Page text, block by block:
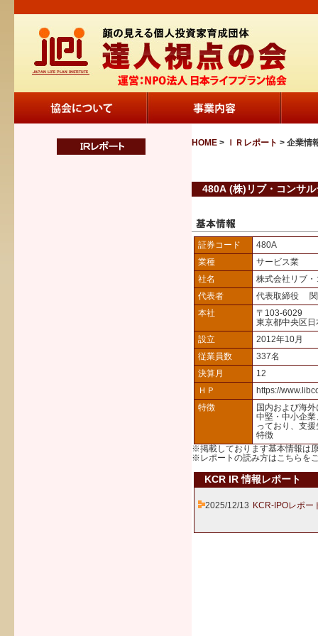
HOME > ＩＲレポート > 企業情
480A (株)リブ・コンサ
証券コード
480A
業種
サービス業
社名
株式会社リブ
代表者
代表取締役
本社
〒103-6029
東京都中央区
設立
2012年10月
従業員数
337名
決算月
12
ＨＰ
https://
特徴
国内および海
中堅・中小企
っており、支
特徴
※掲載しております基本情報は
※レポートの読み方はこちら を
KCR IR 情報レポート
2025/12/13 KCR-IPOレポー